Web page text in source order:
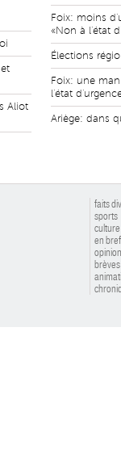
Aliot
Foix: moins
«Non à l'état
Élections
Foix: une
l'état
Ariège: dans
faits
sports
culture
en bref
brèves